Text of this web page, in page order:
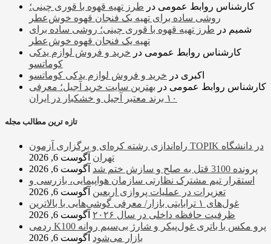
کارشناس روابط عمومی در طرز تهیه قهوه با قوری چینی؛
روشی ساده برای تهیه یک فنجان قهوه خوش‌عطر
شمیم در طرز تهیه قهوه با قوری چینی؛ روشی ساده برای
تهیه یک فنجان قهوه خوش‌عطر
کارشناس روابط عمومی در خرید و فروش لوازم یدکی
کوماتسو
اکبری در خرید و فروش لوازم یدکی کوماتسو
کارشناس روابط عمومی در بهترین سایت خرید آجیل؛ معرفی
۱۰ برند معتبر آجیل و خشکبار در ایران
تازه ترین مطالب مجله
راه‌اندازی رشته کره‌ای و برگزاری آزمون TOPIK در دانشگاه
تهران آگوست 6, 2026
پرونده 3100 قتل به صلح و سازش ختم شد
آگوست 6, 2026
استقرار تیم مشترک نظارتی سازمان هواپیمایی، بازرسی و
تعزیرات در عملیات پروازی اربعین آگوست 6, 2026
غول‌های ۱ ترابایتی بازار/ معرفی گوشی‌هایی با بالاترین
ظرفیت حافظه داخلی در سال ۲۰۲۶
آگوست 6, 2026
ردمی K100 پرو مکس با باتری غول‌پیکر و شارژ بی‌سیم روانه
بازار می‌شود آگوست 6, 2026